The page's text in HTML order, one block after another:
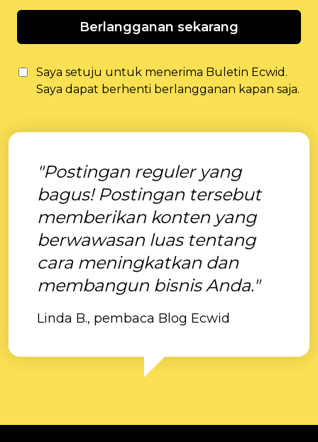
Berlangganan sekarang
Saya setuju untuk menerima Buletin Ecwid.
Saya dapat berhenti berlangganan kapan saja.
"Postingan reguler yang
bagus! Postingan tersebut
memberikan konten yang
berwawasan luas tentang
cara meningkatkan dan
membangun bisnis Anda."
Linda B., pembaca Blog Ecwid